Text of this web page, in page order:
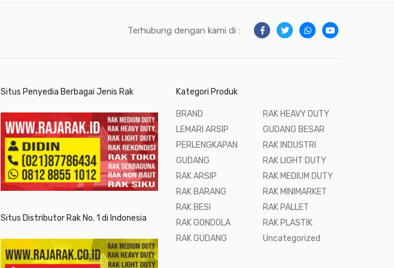
Terhubung dengan kami di :
Situs Penyedia Berbagai Jenis Rak
Situs Distributor Rak No. 1 di Indonesia
Kategori Produk
BRAND
LEMARI ARSIP
PERLENGKAPAN
GUDANG
RAK ARSIP
RAK BARANG
RAK BESI
RAK GONDOLA
RAK GUDANG
RAK HEAVY DUTY
GUDANG BESAR
RAK INDUSTRI
RAK LIGHT DUTY
RAK MEDIUM DUTY
RAK MINIMARKET
RAK PALLET
RAK PLASTIK
Uncategorized